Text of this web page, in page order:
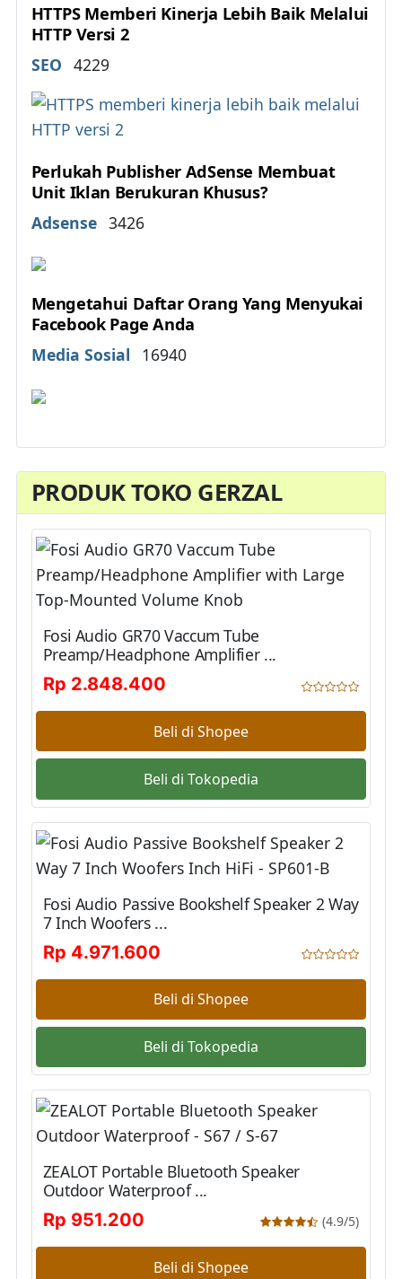
HTTPS Memberi Kinerja Lebih Baik Melalui
HTTP Versi 2
Details
SEO 4229
Perlukah Publisher AdSense Membuat
Unit Iklan Berukuran Khusus?
Details
Adsense 3426
Mengetahui Daftar Orang Yang Menyukai
Facebook Page Anda
Details
Media Sosial 16940
PRODUK TOKO GERZAL
Fosi Audio GR70 Vaccum Tube
Preamp/Headphone Amplifier ...
Rp 2.848.400
Beli di Shopee
Beli di Tokopedia
Fosi Audio Passive Bookshelf Speaker 2 Way
7 Inch Woofers ...
Rp 4.971.600
Beli di Shopee
Beli di Tokopedia
ZEALOT Portable Bluetooth Speaker
Outdoor Waterproof ...
Rp 951.200
(4.9/5)
Beli di Shopee